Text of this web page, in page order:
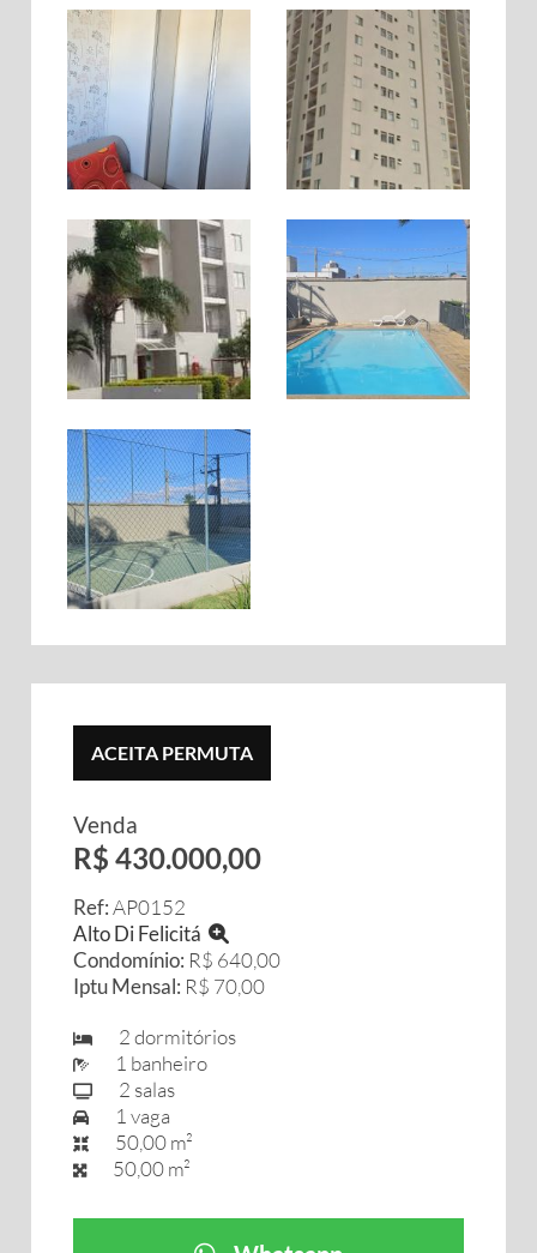
ACEITA PERMUTA
Venda
R$ 430.000,00
Ref:AP0152
Alto Di Felicitá
Condomínio: R$ 640,00
Iptu Mensal: R$ 70,00
2 dormitórios
1 banheiro
2 salas
1 vaga
50,00 m²
50,00 m²